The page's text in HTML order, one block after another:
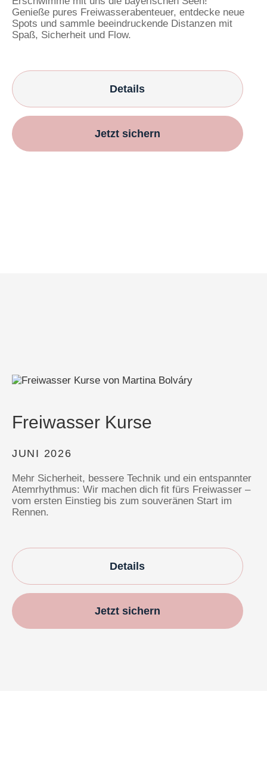
Genieße pures Freiwasserabenteuer, entdecke neue
Spots und sammle beeindruckende Distanzen mit
Spaß, Sicherheit und Flow.
Details
Jetzt sichern
Freiwasser Kurse
JUNI 2026
Mehr Sicherheit, bessere Technik und ein entspannter
Atemrhythmus: Wir machen dich fit fürs Freiwasser –
vom ersten Einstieg bis zum souveränen Start im
Rennen.
Details
Jetzt sichern